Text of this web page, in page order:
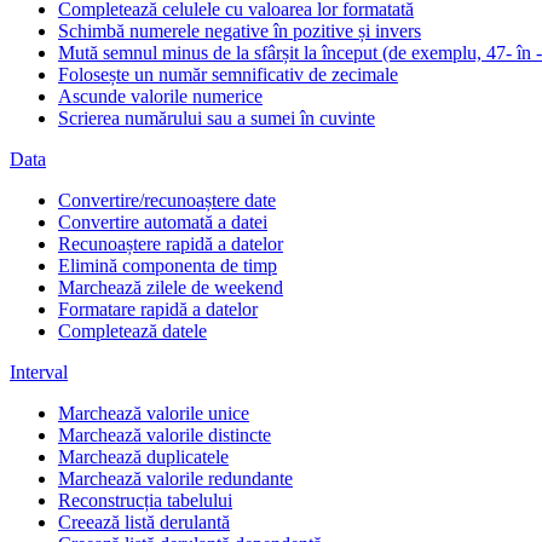
Completează celulele cu valoarea lor formatată
Schimbă numerele negative în pozitive și invers
Mută semnul minus de la sfârșit la început (de exemplu, 47- în
Folosește un număr semnificativ de zecimale
Ascunde valorile numerice
Scrierea numărului sau a sumei în cuvinte
Data
Convertire/recunoaștere date
Convertire automată a datei
Recunoaștere rapidă a datelor
Elimină componenta de timp
Marchează zilele de weekend
Formatare rapidă a datelor
Completează datele
Interval
Marchează valorile unice
Marchează valorile distincte
Marchează duplicatele
Marchează valorile redundante
Reconstrucția tabelului
Creează listă derulantă